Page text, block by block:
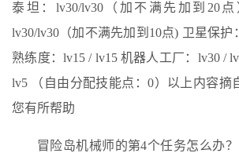
泰坦：lv30/lv30（加不满先加到20点
lv30/lv30（加不满先加到10点) 卫星保护
熟练度：lv15 / lv15 机器人工厂：lv30 /
lv5 （自由分配技能点：0）以上内容摘
您有所帮助
冒险岛机械师的第4个任务怎么办